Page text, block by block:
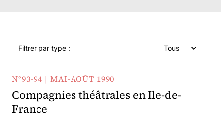
Filtrer par type : Tous
N°93-94 | MAI-AOÛT 1990
Compagnies théâtrales en Ile-de-
France